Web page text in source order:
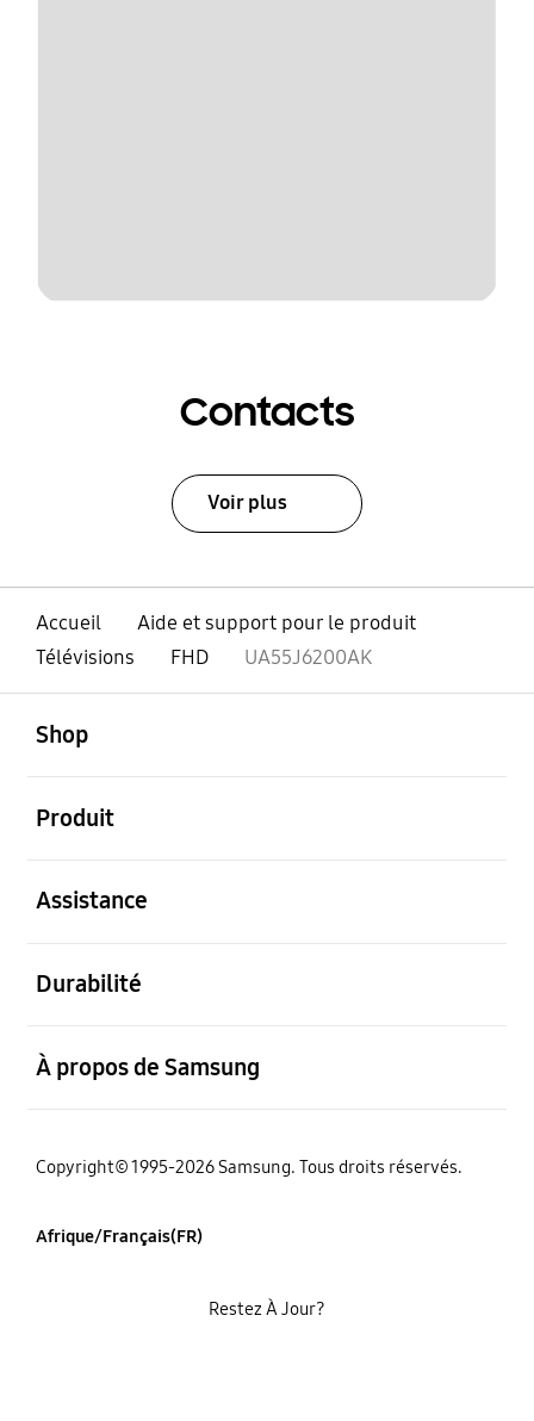
Contacts
Voir plus
Accueil
Aide et support pour le produit
Télévisions
FHD UA55J6200AK
Shop
Produit
Assistance
Durabilité
À propos de Samsung
Copyright© 1995-2026 Samsung. Tous droits réservés.
Afrique/Français(FR)
Restez À Jour?